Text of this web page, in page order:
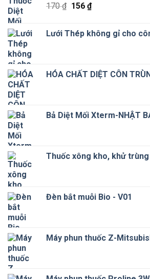
170₫ Giá
170 ₫.
156 ₫Giá
là:
Lưới Thép không gỉ cho
HÓA CHẤT DIỆT CÔN
Bả Diệt Mối Xterm-NHẬT
Thuốc xông kho, khử
Đèn bắt muỗi Bio - V01
Máy phun thuốc Z-